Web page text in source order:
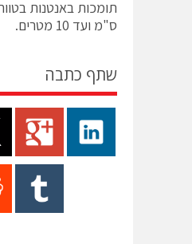
ס"מ ועד 10 מטרים.
שתף כתבה